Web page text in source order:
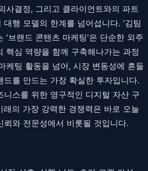
사결정, 그리고 클라이언트와의 파트
대행 모델의 한계를 넘어섭니다. '김팀
'브랜드 콘텐츠 마케팅'은 단순한 외주
핵심 역량을 함께 구축해나가는 과정
케팅 활동을 넘어, 시장 변동성에 흔들
드를 만드는 가장 확실한 투자입니다.
니스를 위한 영구적인 디지털 자산 구
래의 가장 강력한 경쟁력은 바로 오늘
뢰와 전문성에서 비롯될 것입니다.